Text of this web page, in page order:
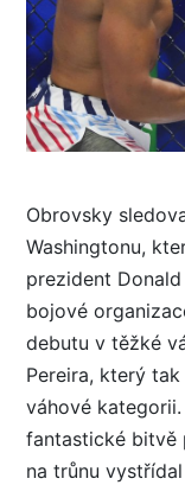
Obrovsky
Washingtonu,
prezident
bojové
debutu v těžké
Pereira, který
váhové
fantastické bitvě
na trůnu